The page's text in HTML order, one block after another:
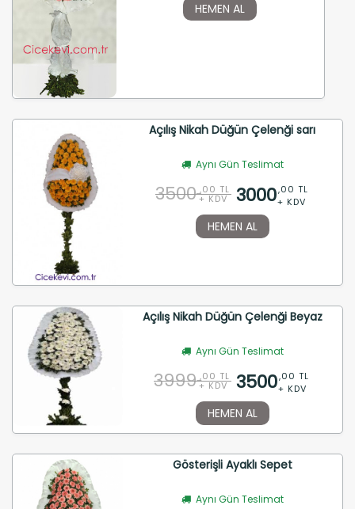
HEMEN AL
Açılış Nikah Düğün Çelenği sarı
Aynı Gün Teslimat
3500 ,00 TL
+ KDV 3000,00 TL
+ KDV
HEMEN AL
Açılış Nikah Düğün Çelenği Beyaz
Aynı Gün Teslimat
3999 ,00 TL
+ KDV 3500,00 TL
+ KDV
HEMEN AL
Gösterişli Ayaklı Sepet
Aynı Gün Teslimat